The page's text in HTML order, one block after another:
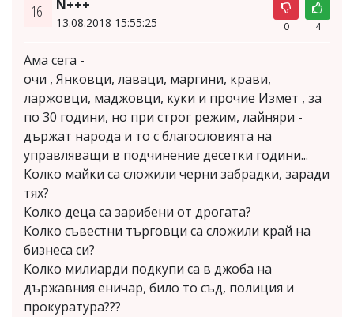
16. N+++
13.08.2018 15:55:25 0 4
Ама сега -
очи , Янковци, лаваци, маргини, крави,
ларжовци, маджовци, куки и прочие Измет , за
по 30 години, но при строг режим, лайняри -
държат народа и то с благословията на
управляващи в подчинение десетки години...
Колко майки са сложили черни забрадки, заради
тях?
Колко деца са зарибени от дрогата?
Колко съвестни търговци са сложили край на
бизнеса си?
Колко милиарди подкупи са в джоба на
държавния еничар, било то съд, полиция и
прокуратура???